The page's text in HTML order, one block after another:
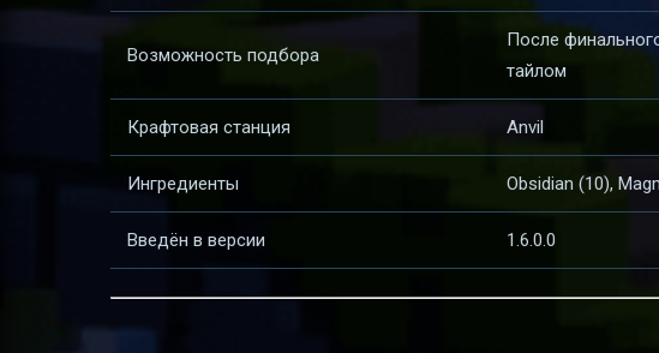
Возможность подбора
После
тайлом
Крафтовая станция Anvil
Ингредиенты Obsidian (10),
Введён в версии 1.6.0.0